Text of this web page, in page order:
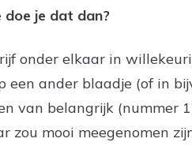
doe je dat dan?
onder elkaar in
een ander blaadje (of in
van belangrijk (nummer
zou mooi meegenomen